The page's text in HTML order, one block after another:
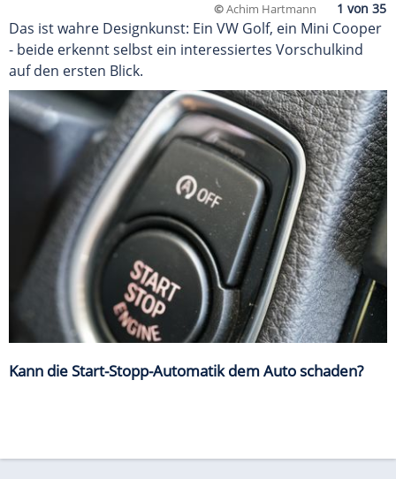
©Achim Hartmann
Das ist wahre Designkunst: Ein VW Golf, ein Mini Cooper
- beide erkennt selbst ein interessiertes Vorschulkind
auf den ersten Blick.
Kann die Start-Stopp-Automatik dem Auto schaden?